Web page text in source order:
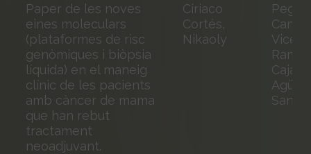
Paper de les noves
eines moleculars
(plataformes de risc
genòmiques i biòpsia
líquida) en el maneig
clínic de les pacients
amb càncer de mama
que han rebut
tractament
neoadjuvant.
Ciriaco
Cortés,
Nikaoly
Peg
Cajal